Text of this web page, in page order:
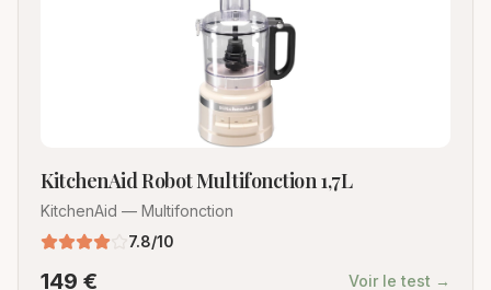
KitchenAid Robot Multifonction 1,7L
KitchenAid — Multifonction
7.8/10
149 € Voir le test →